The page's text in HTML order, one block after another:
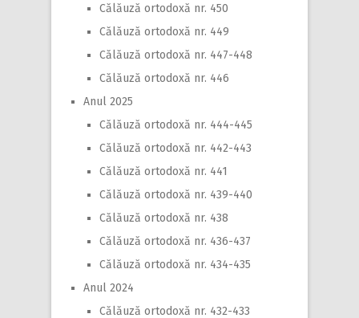
Călăuză ortodoxă nr. 450
Călăuză ortodoxă nr. 449
Călăuză ortodoxă nr. 447-448
Călăuză ortodoxă nr. 446
Anul 2025
Călăuză ortodoxă nr. 444-445
Călăuză ortodoxă nr. 442-443
Călăuză ortodoxă nr. 441
Călăuză ortodoxă nr. 439-440
Călăuză ortodoxă nr. 438
Călăuză ortodoxă nr. 436-437
Călăuză ortodoxă nr. 434-435
Anul 2024
Călăuză ortodoxă nr. 432-433